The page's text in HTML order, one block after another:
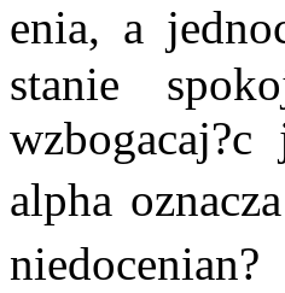
enia, a
stanie
alpha